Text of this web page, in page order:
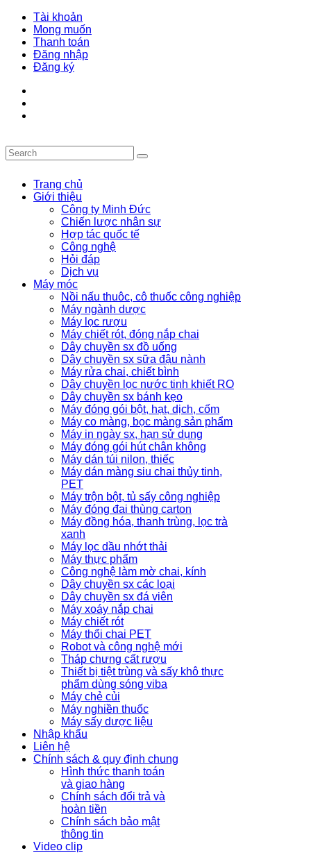
Tài khoản
Mong muốn
Thanh toán
Đăng nhập
Đăng ký
Trang chủ
Giới thiệu
Công ty Minh Đức
Chiến lược nhân sự
Hợp tác quốc tế
Công nghệ
Hỏi đáp
Dịch vụ
Máy móc
Nồi nấu thuôc, cô thuốc công nghiệp
Máy ngành dược
Máy lọc rượu
Máy chiết rót, đóng nắp chai
Dây chuyền sx đồ uống
Dây chuyền sx sữa đậu nành
Máy rửa chai, chiết bình
Dây chuyền lọc nước tinh khiết RO
Dây chuyền sx bánh kẹo
Máy đóng gói bột, hạt, dịch, cốm
Máy co màng, bọc màng sản phẩm
Máy in ngày sx, hạn sử dụng
Máy đóng gói hút chân không
Máy dán túi nilon, thiếc
Máy dán màng siu chai thủy tinh,
PET
Máy trộn bột, tủ sấy công nghiệp
Máy đóng đai thùng carton
Máy đồng hóa, thanh trùng, lọc trà
xanh
Máy lọc dầu nhớt thải
Máy thực phẩm
Công nghệ làm mờ chai, kính
Dây chuyền sx các loại
Dây chuyền sx đá viên
Máy xoáy nắp chai
Máy chiết rót
Máy thổi chai PET
Robot và công nghệ mới
Tháp chưng cất rượu
Thiết bị tiệt trùng và sấy khô thực
phẩm dùng sóng viba
Máy chẻ củi
Máy nghiền thuốc
Máy sấy dược liệu
Nhập khẩu
Liên hệ
Chính sách & quy định chung
Hình thức thanh toán
và giao hàng
Chính sách đổi trả và
hoàn tiền
Chính sách bảo mật
thông tin
Video clip